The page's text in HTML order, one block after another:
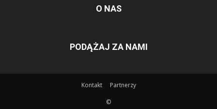
O NAS
PODĄŻAJ ZA NAMI
Kontakt Partnerzy
©